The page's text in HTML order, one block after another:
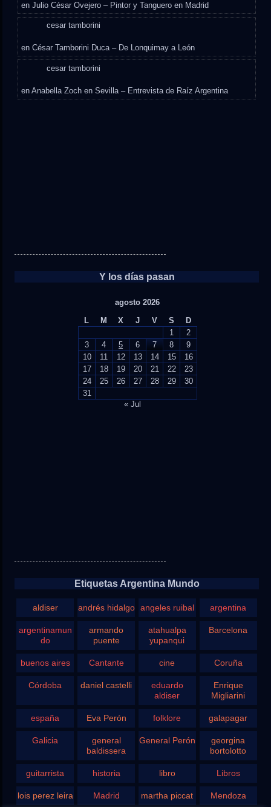
enJulio César Ovejero – Pintor y Tanguero en Madrid
cesar tamborini
enCésar Tamborini Duca – De Lonquimay a León
cesar tamborini
enAnabella Zoch en Sevilla – Entrevista de Raíz Argentina
Y los días pasan
agosto 2026
L
M X J V S
D
1
2
3
4 5 6 7 8
9
10
11 12 13 14 15
16
17
18 19 20 21 22
23
24
25 26 27 28 29
30
31
« Jul
Etiquetas Argentina Mundo
aldiser andrés hidalgo angeles ruibal argentina
argentinamun
do
armando
puente
atahualpa
yupanqui
Barcelona
buenos aires Cantante cine Coruña
Córdoba daniel castelli
eduardo
aldiser
Enrique
Migliarini
españa Eva Perón folklore galapagar
Galicia
general
baldissera
General Perón
georgina
bortolotto
guitarrista historia libro Libros
lois perez leira Madrid martha piccat Mendoza